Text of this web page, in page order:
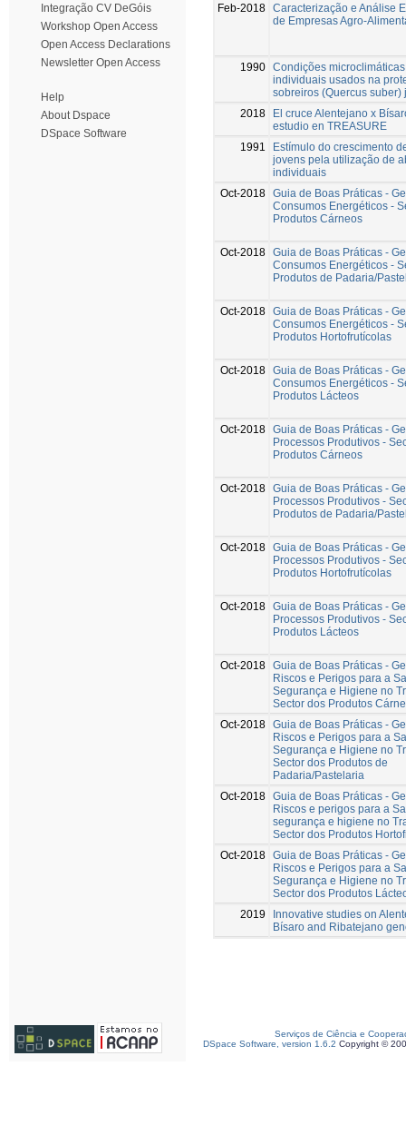
Integração CV DeGóis
Workshop Open Access
Open Access Declarations
Newsletter Open Access
Help
About Dspace
DSpace Software
Feb-2018 Caracterização e Análise
de Empresas Agro-
1990 Condições
individuais usados na
sobreiros (Quercus suber)
2018
El cruce Alentejano x
estudio en TREASURE
1991
Estímulo do crescimento
jovens pela utilização de
individuais
Oct-2018 Guia de Boas Práticas -
Consumos Energéticos -
Produtos Cárneos
Oct-2018 Guia de Boas Práticas -
Consumos Energéticos -
Produtos de Padaria/
Oct-2018 Guia de Boas Práticas -
Consumos Energéticos -
Produtos Hortofrutícolas
Oct-2018 Guia de Boas Práticas -
Consumos Energéticos -
Produtos Lácteos
Oct-2018 Guia de Boas Práticas -
Processos Produtivos -
Produtos Cárneos
Oct-2018 Guia de Boas Práticas -
Processos Produtivos -
Produtos de Padaria/
Oct-2018 Guia de Boas Práticas -
Processos Produtivos -
Produtos Hortofrutícolas
Oct-2018 Guia de Boas Práticas -
Processos Produtivos -
Produtos Lácteos
Oct-2018 Guia de Boas Práticas -
Riscos e Perigos para a
Segurança e Higiene no
Sector dos Produtos
Oct-2018 Guia de Boas Práticas -
Riscos e Perigos para a
Segurança e Higiene no
Sector dos Produtos de
Padaria/Pastelaria
Oct-2018 Guia de Boas Práticas -
Riscos e perigos para a
segurança e higiene no
Sector dos Produtos
Oct-2018 Guia de Boas Práticas -
Riscos e Perigos para a
Segurança e Higiene no
Sector dos Produtos
2019
Innovative studies on
Bísaro and Ribatejano
Serviços de Ciência e
DSpace Software, version 1.6.2 Copyright ©